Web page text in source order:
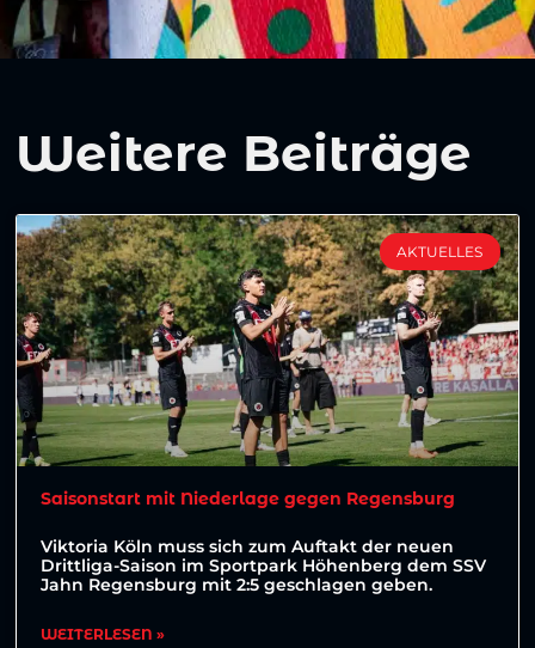
Weitere Beiträge
AKTUELLES
Saisonstart mit Niederlage gegen Regensburg
Viktoria Köln muss sich zum Auftakt der neuen
Drittliga-Saison im Sportpark Höhenberg dem SSV
Jahn Regensburg mit 2:5 geschlagen geben.
WEITERLESEN »